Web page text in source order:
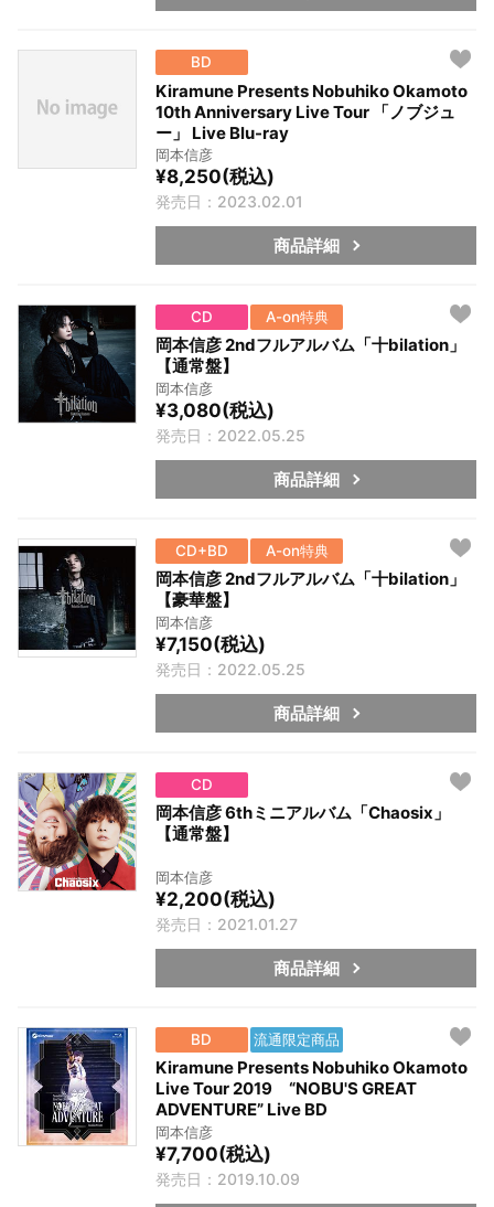
BD
Kiramune Presents Nobuhiko Okamoto
10th Anniversary Live Tour 「ノブジュ
ー」 Live Blu-ray
岡本信彦
¥8,250(税込)
発売日：2023.02.01
商品詳細
CD A-on特典
岡本信彦 2ndフルアルバム「十bilation」
【通常盤】
岡本信彦
¥3,080(税込)
発売日：2022.05.25
商品詳細
CD+BD A-on特典
岡本信彦 2ndフルアルバム「十bilation」
【豪華盤】
岡本信彦
¥7,150(税込)
発売日：2022.05.25
商品詳細
CD
岡本信彦 6thミニアルバム「Chaosix」
【通常盤】
岡本信彦
¥2,200(税込)
発売日：2021.01.27
商品詳細
BD 流通限定商品
Kiramune Presents Nobuhiko Okamoto
Live Tour 2019 “NOBU'S GREAT
ADVENTURE” Live BD
岡本信彦
¥7,700(税込)
発売日：2019.10.09